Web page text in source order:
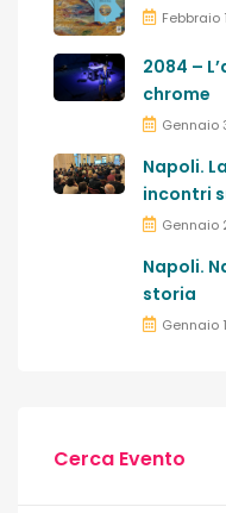
Febbraio
2084 –
chrome
Gennaio
Napoli.
incontri
Gennaio
Napoli.
storia
Gennaio
Cerca Evento